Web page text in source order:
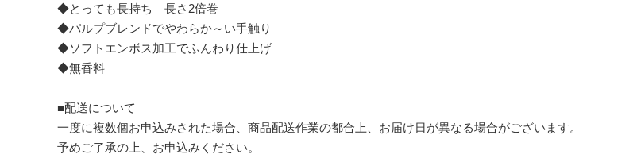
◆とっても長持ち 長さ2倍巻
◆パルプブレンドでやわらか～い手触り
◆ソフトエンボス加工でふんわり仕上げ
◆無香料
■配送について
一度に複数個お申込みされた場合、商品配送作業の都合上、お届け日が異なる場合がございます。
予めご了承の上、お申込みください。